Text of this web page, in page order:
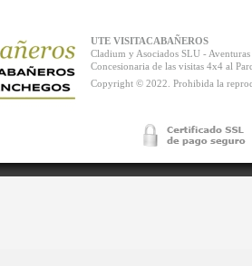
UTE VISITACABAÑEROS
Cladium y Asociados SLU -
Concesionaria de las visitas 4x4 al
Copyright © 2022. Prohibida la